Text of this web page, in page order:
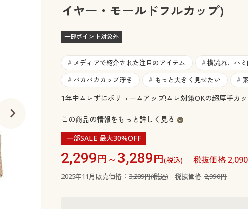
ン・ラグ・ファブリック 大きいサイズ メンズ
イヤー・モールドフルカップ)
一部ポイント対象外
# メディアで紹介された注目のアイテム # 横流れ、ハ
# パカパカカップ浮き # もっと大きく見せたい #
1年中ムレずにボリュームアップ!ムレ対策OKの超厚手カ
この商品の情報をもっと詳しく見る
一部SALE 最大30%OFF
2,299円～3,289円(税込) 税抜価格
2025年11月販売価格： 3,289円(税込) 税抜価格 2,990円